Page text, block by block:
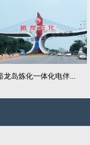
龙岛炼化一体化电伴...